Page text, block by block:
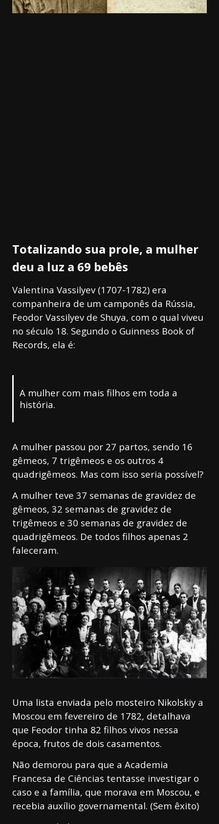
Totalizando sua prole, a mulher
deu a luz a 69 bebês
Valentina Vassilyev (1707-1782) era
companheira de um camponês da Rússia,
Feodor Vassilyev de Shuya, com o qual viveu
no século 18. Segundo o Guinness Book of
Records, ela é:
A mulher com mais filhos em toda a
história.
A mulher passou por 27 partos, sendo 16
gêmeos, 7 trigêmeos e os outros 4
quadrigêmeos. Mas com isso seria possível?
A mulher teve 37 semanas de gravidez de
gêmeos, 32 semanas de gravidez de
trigêmeos e 30 semanas de gravidez de
quadrigêmeos. De todos filhos apenas 2
faleceram.
Uma lista enviada pelo mosteiro Nikolskiy a
Moscou em fevereiro de 1782, detalhava
que Feodor tinha 82 filhos vivos nessa
época, frutos de dois casamentos.
Não demorou para que a Academia
Francesa de Ciências tentasse investigar o
caso e a família, que morava em Moscou, e
recebia auxílio governamental. (Sem êxito)